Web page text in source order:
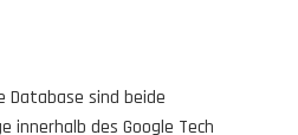
Database sind beide
innerhalb des Google Tech